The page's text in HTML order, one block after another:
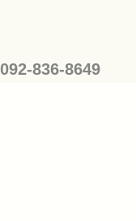
092-836-8649